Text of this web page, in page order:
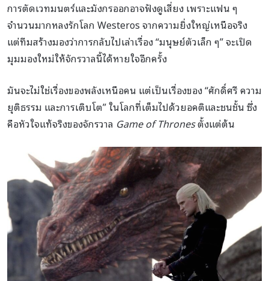
การตัดเวทมนตร์และมังกรออกอาจฟังดูเสี่ยง เพราะแฟน ๆ
จำนวนมากหลงรักโลก Westeros จากความยิ่งใหญ่เหนือจริง
แต่ทีมสร้างมองว่าการกลับไปเล่าเรื่อง “มนุษย์ตัวเล็ก ๆ” จะเปิด
มุมมองใหม่ให้จักรวาลนี้ได้หายใจอีกครั้ง
มันจะไม่ใช่เรื่องของพลังเหนือคน แต่เป็นเรื่องของ “ศักดิ์ศรี ความ
ยุติธรรม และการเติบโต” ในโลกที่เต็มไปด้วยอคติและชนชั้น ซึ่ง
คือหัวใจแท้จริงของจักรวาล Game of Thronesตั้งแต่ต้น